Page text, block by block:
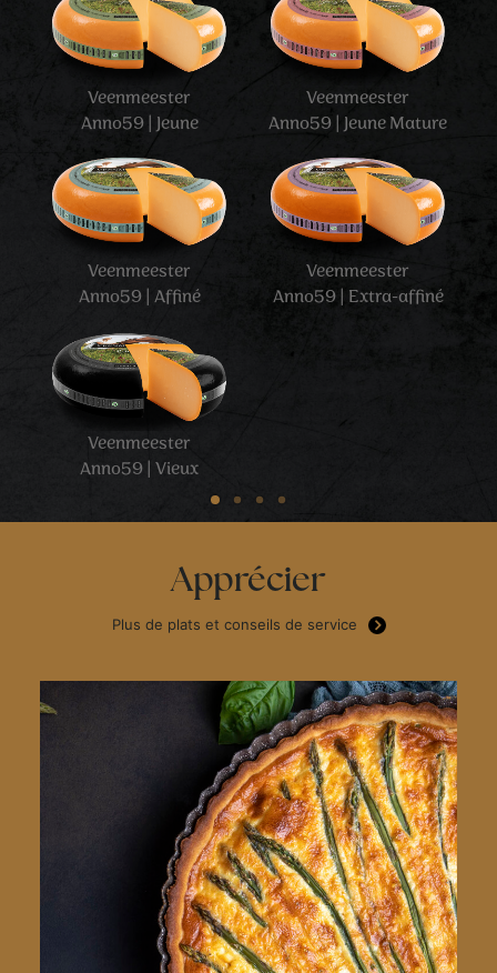
Veenmeester
Anno59 | Jeune
Veenmeester
Anno59 | Jeune Mature
Veenmeester
Anno59 | Affiné
Veenmeester
Anno59 | Extra-affiné
Veenmeester
Anno59 | Vieux
Apprécier
Plus de plats et conseils de service